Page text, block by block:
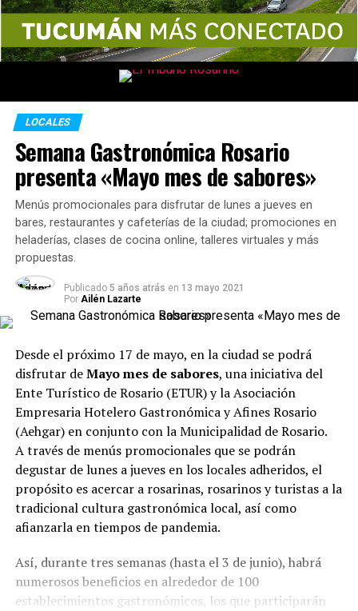
LOCALES
Semana Gastronómica Rosario
presenta «Mayo mes de sabores»
Menús promocionales para disfrutar de lunes a jueves en
bares, restaurantes y cafeterías de la ciudad; promociones en
heladerías, clases de cocina online, talleres virtuales y más
propuestas.
Publicado 5 años atrás en 13 mayo 2021
Por Ailén Lazarte
Desde el próximo 17 de mayo, en la ciudad se podrá
disfrutar deMayo mes de sabores, una iniciativa del
Ente Turístico de Rosario (ETUR) y la Asociación
Empresaria Hotelero Gastronómica y Afines Rosario
(Aehgar) en conjunto con la Municipalidad de Rosario.
A través de menús promocionales que se podrán
degustar de lunes a jueves en los locales adheridos, el
propósito es acercar a rosarinas, rosarinos y turistas a la
tradicional cultura gastronómica local, así como
afianzarla en tiempos de pandemia.
Así, durante tres semanas (hasta el 3 de junio), habrá
numerosos beneficios en alrededor de 100
establecimientos gastronómicos, los que participarán